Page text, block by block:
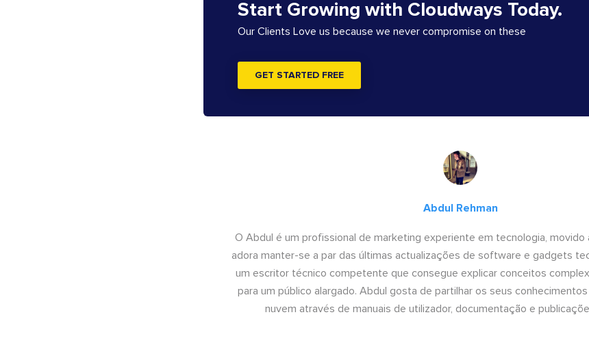
Start Growing with Cloudways Today.
Our Clients Love us because we never compromise on these
GET STARTED FREE
Abdul Rehman
O Abdul é um profissional de marketing experiente em tecnologia, movido
adora manter-se a par das últimas actualizações de software e gadgets
um escritor técnico competente que consegue explicar conceitos
para um público alargado. Abdul gosta de partilhar os seus
nuvem através de manuais de utilizador, documentação e